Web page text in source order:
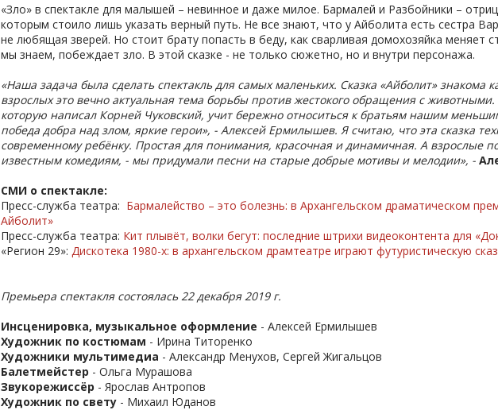
«Зло» в спектакле для малышей – невинное и даже милое. Бармалей и Разбойники –
которым стоило лишь указать верный путь. Не все знают, что у Айболита есть сестра
не любящая зверей. Но стоит брату попасть в беду, как сварливая домохозяйка меняет
мы знаем, побеждает зло. В этой сказке - не только сюжетно, но и внутри персонажа.
«Наша задача была сделать спектакль для самых маленьких. Сказка «Айболит» знакома
взрослых это вечно актуальная тема борьбы против жестокого обращения с
которую написал Корней Чуковский, учит бережно относиться к братьям нашим
победа добра над злом, яркие герои», - Алексей Ермилышев. Я считаю, что эта сказка
современному ребёнку. Простая для понимания, красочная и динамичная. А взрослые
известным комедиям, - мы придумали песни на старые добрые мотивы и мелодии», -
СМИ о спектакле:
Пресс-служба театра: Бармалейство – это болезнь: в Архангельском драматическом
Айболит»
Пресс-служба театра: Кит плывёт, волки бегут: последние штрихи видеоконтента для
«Регион 29»: Дискотека 1980-х: в архангельском драмтеатре играют футуристическую
Премьера спектакля состоялась 22 декабря 2019 г.
Инсценировка, музыкальное оформление - Алексей Ермилышев
Художник по костюмам - Ирина Титоренко
Художники мультимедиа - Александр Менухов, Сергей Жигальцов
Балетмейстер - Ольга Мурашова
Звукорежиссёр - Ярослав Антропов
Художник по свету - Михаил Юданов